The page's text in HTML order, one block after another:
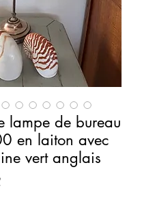
lampe de bureau
en laiton avec
vert anglais